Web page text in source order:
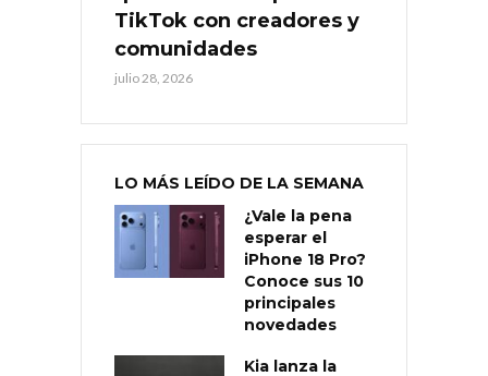
TikTok con creadores y
comunidades
julio 28, 2026
LO MÁS LEÍDO DE LA SEMANA
¿Vale la pena
esperar el
iPhone 18 Pro?
Conoce sus 10
principales
novedades
Kia lanza la